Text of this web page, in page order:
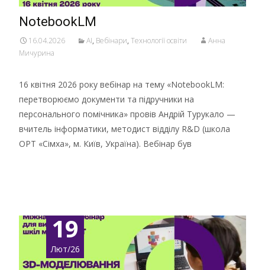
NotebookLM
16.04.2026 AI, Вебінари, Технології освіти
Анна
Мичурина
16 квітня 2026 року вебінар на тему «NotebookLM:
перетворюємо документи та підручники на
персонального помічника» провів Андрій Турукало —
вчитель інформатики, методист відділу R&D (школа
ОРТ «Сімха», м. Київ, Україна). Вебінар був
19
Лют/26